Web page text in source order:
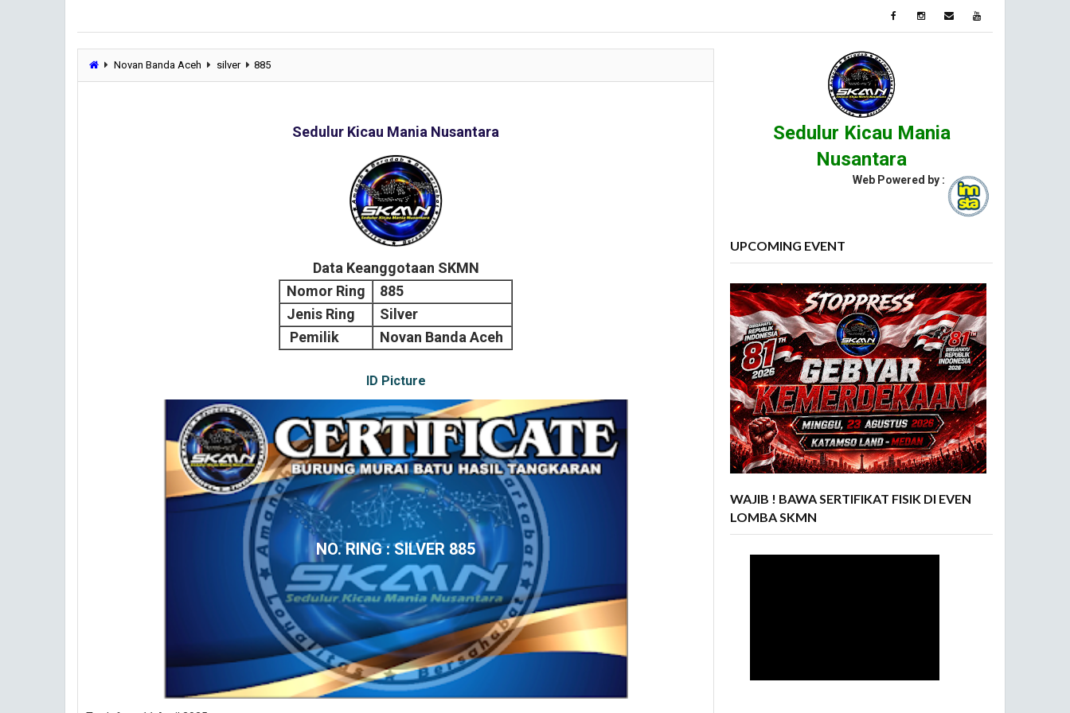
Novan Banda Aceh silver 885
Sedulur Kicau Mania Nusantara
Data Keanggotaan SKMN
Nomor Ring
885
Jenis Ring
Silver
Pemilik
Novan Banda Aceh
ID Picture
NO. RING : SILVER 885
Sedulur Kicau Mania
Nusantara
Web Powered by :
UPCOMING EVENT
WAJIB ! BAWA SERTIFIKAT FISIK DI EVEN
LOMBA SKMN